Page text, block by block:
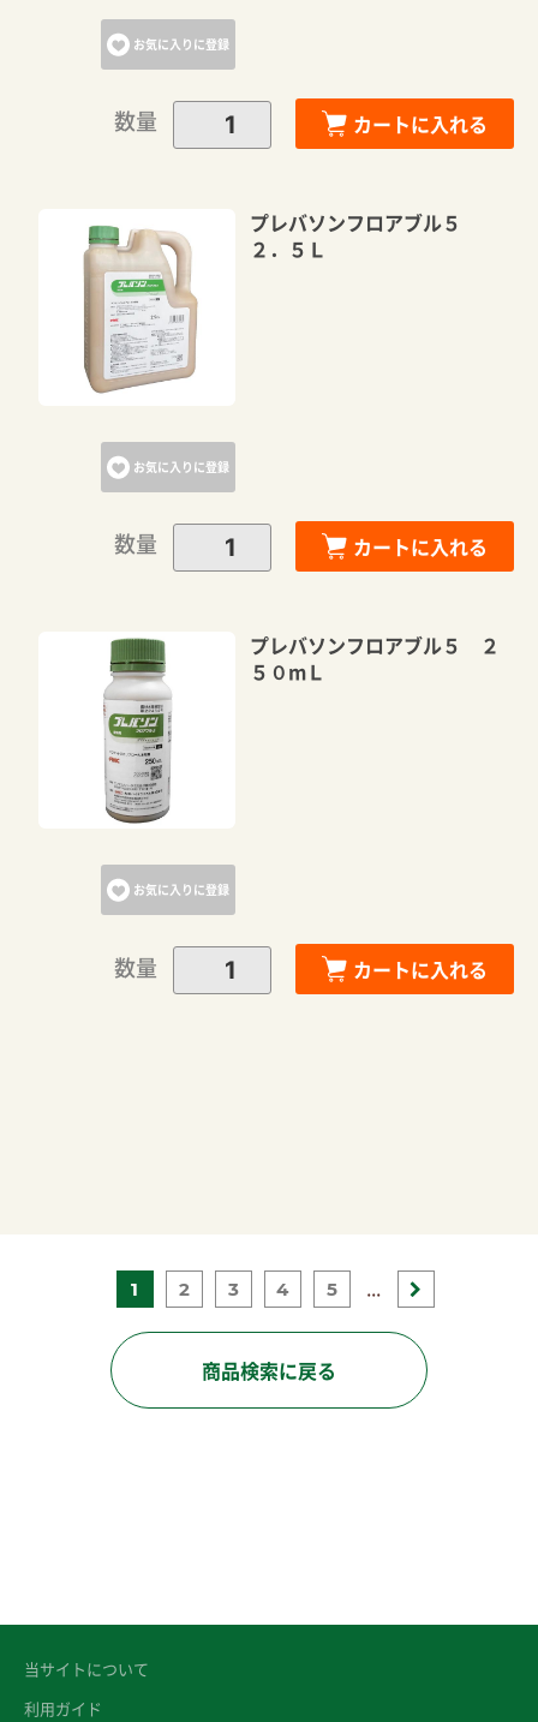
お気に入りに登録
数量 カートに入れる
お気に入りに登録
プレバソンフロアブル５
２．５Ｌ
数量 カートに入れる
お気に入りに登録
プレバソンフロアブル５ ２
５０mＬ
数量 カートに入れる
1 2 3 4 5 ...
商品検索に戻る
当サイトについて
利用ガイド